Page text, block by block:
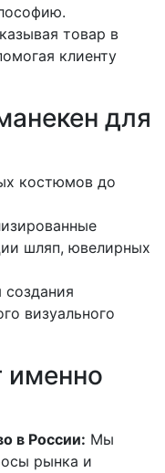
товар в
клиенту
для
костюмов до
шляп, ювелирных
создания
визуального
именно
в России: Мы
рынка и